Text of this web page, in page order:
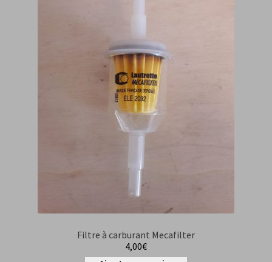
Filtre à carburant Mecafilter
4,00€